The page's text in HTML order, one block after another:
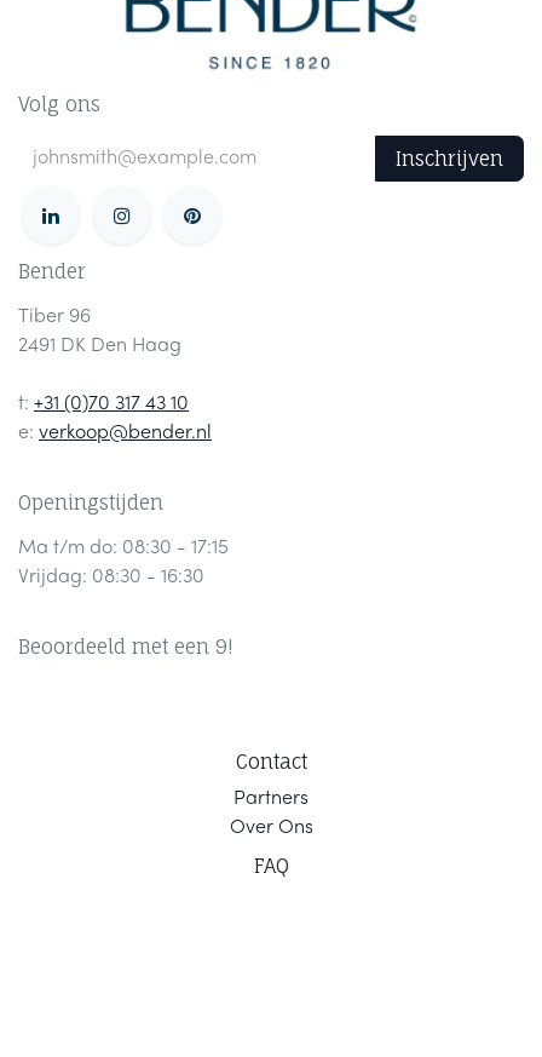
Volg ons
Inschrijven
Bender
Tiber 96
2491 DK Den Haag
t: +31 (0)70 317 43 10
e: verkoop@bender.nl
Openingstijden
Ma t/m do: 08:30 - 17:15
Vrijdag: 08:30 - 16:30
Beoordeeld met een 9!
Contact
Partners
Over Ons
FAQ